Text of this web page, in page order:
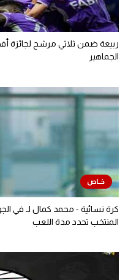
ربيعة ضمن ثلاثي مرشح لجائزة
الجماهير
كرة نسائية - محمد كمال لـ في
المنتخب تحدد مدة اللعب